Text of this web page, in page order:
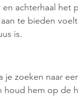
achterhaal het
te bieden
is.
zoeken naar
houd hem op de